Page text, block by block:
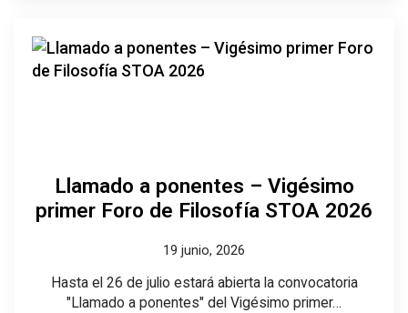
Llamado a ponentes – Vigésimo
primer Foro de Filosofía STOA 2026
19 junio, 2026
Hasta el 26 de julio estará abierta la convocatoria
"Llamado a ponentes" del Vigésimo primer…